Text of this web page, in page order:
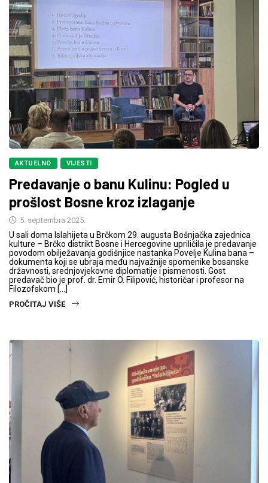
AKTUELNO VIJESTI
Predavanje o banu Kulinu: Pogled u
prošlost Bosne kroz izlaganje
5. septembra 2025.
U sali doma Islahijeta u Brčkom 29. augusta Bošnjačka zajednica
kulture – Brčko distrikt Bosne i Hercegovine upriličila je predavanje
povodom obilježavanja godišnjice nastanka Povelje Kulina bana –
dokumenta koji se ubraja među najvažnije spomenike bosanske
državnosti, srednjovjekovne diplomatije i pismenosti. Gost
predavač bio je prof. dr. Emir O. Filipović, historičar i profesor na
Filozofskom […]
PROČITAJ VIŠE